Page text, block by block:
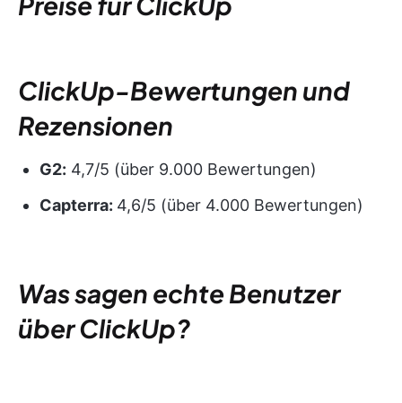
ClickUp-Bewertungen und
Rezensionen
G2: 4,7/5 (über 9.000 Bewertungen)
Capterra: 4,6/5 (über 4.000 Bewertungen)
Was sagen echte Benutzer
über ClickUp?